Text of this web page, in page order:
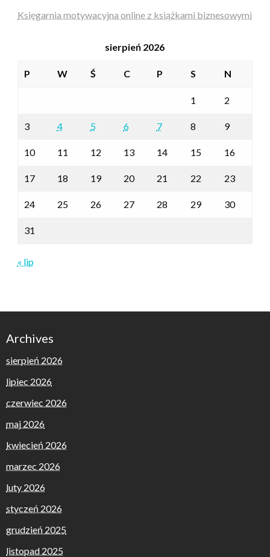
Księgarnia motywacyjna online z książkami biznesowymi
sierpień 2026
P W Ś C P S N
1 2
3 4 5 6 7 8 9
10 11 12 13 14 15 16
17 18 19 20 21 22 23
24 25 26 27 28 29 30
31
« lip
Archives
sierpień 2026
lipiec 2026
czerwiec 2026
maj 2026
kwiecień 2026
marzec 2026
luty 2026
styczeń 2026
grudzień 2025
listopad 2025